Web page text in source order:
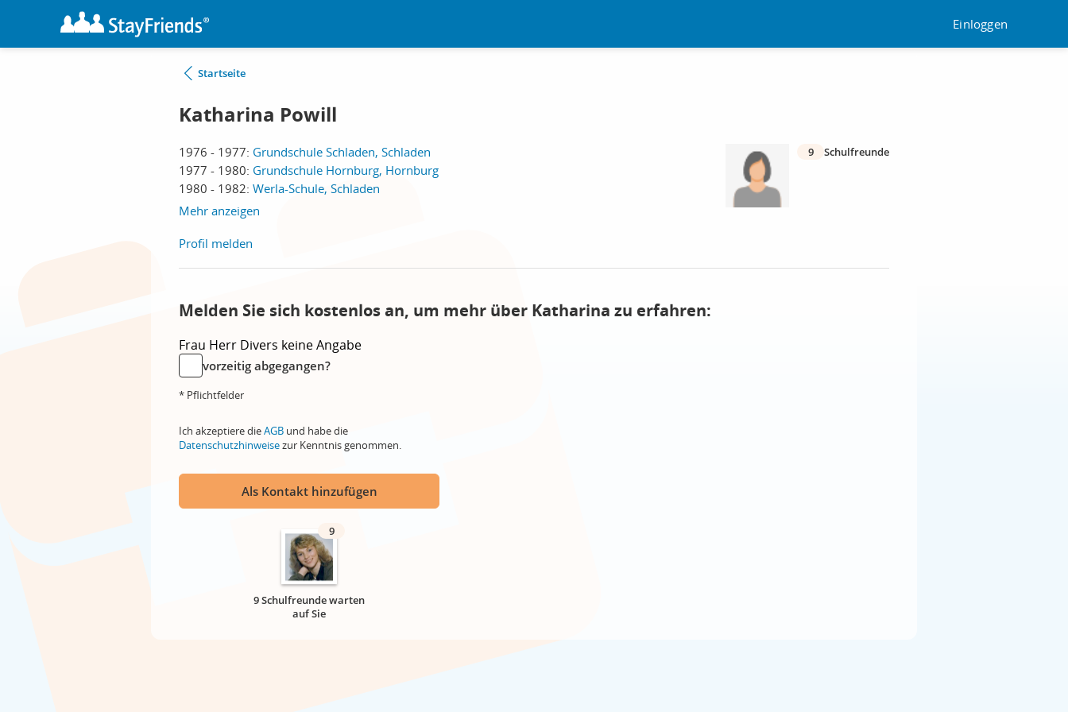
Einloggen
Startseite
Katharina Powill
1976 - 1977: Grundschule Schladen, Schladen
1977 - 1980: Grundschule Hornburg, Hornburg
1980 - 1982: Werla-Schule, Schladen
Mehr anzeigen
9 Schulfreunde
Profil melden
Melden Sie sich kostenlos an, um mehr über Katharina zu erfahren:
Frau Herr Divers keine Angabe
vorzeitig abgegangen?
* Pflichtfelder
Ich akzeptiere dieAGB und habe die
Datenschutzhinweisezur Kenntnis genommen.
Als Kontakt hinzufügen
9
9 Schulfreunde warten
auf Sie